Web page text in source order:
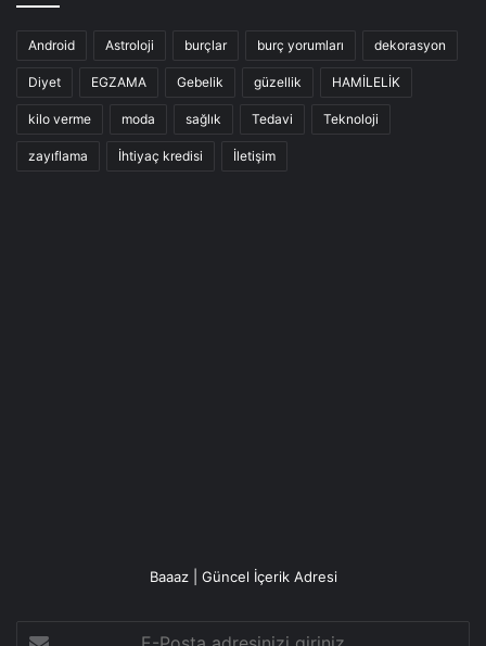
Android Astroloji burçlar burç yorumları dekorasyon
Diyet EGZAMA Gebelik güzellik HAMİLELİK
kilo verme moda sağlık Tedavi Teknoloji
zayıflama İhtiyaç kredisi İletişim
Baaaz | Güncel İçerik Adresi